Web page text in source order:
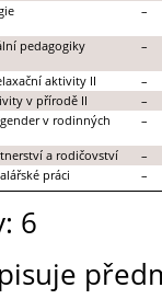
–
pedagogiky –
aktivity II –
v přírodě II –
v rodinných
–
a rodičovství –
práci –
6